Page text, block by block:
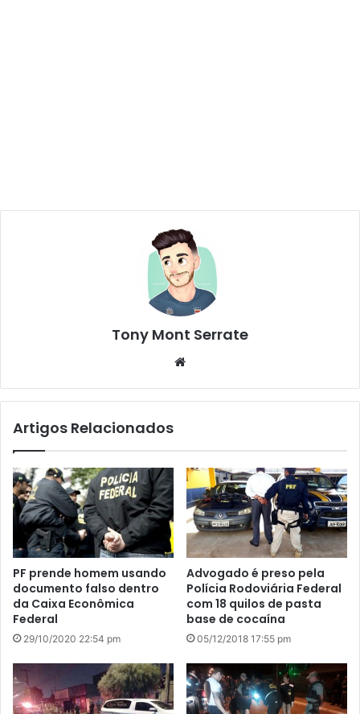
Tony Mont Serrate
te
Artigos Relacionados
PF prende homem usando
documento falso dentro
da Caixa Econômica
Federal
29/10/2020 22:54 pm
Advogado é preso pela
Polícia Rodoviária Federal
com 18 quilos de pasta
base de cocaína
05/12/2018 17:55 pm